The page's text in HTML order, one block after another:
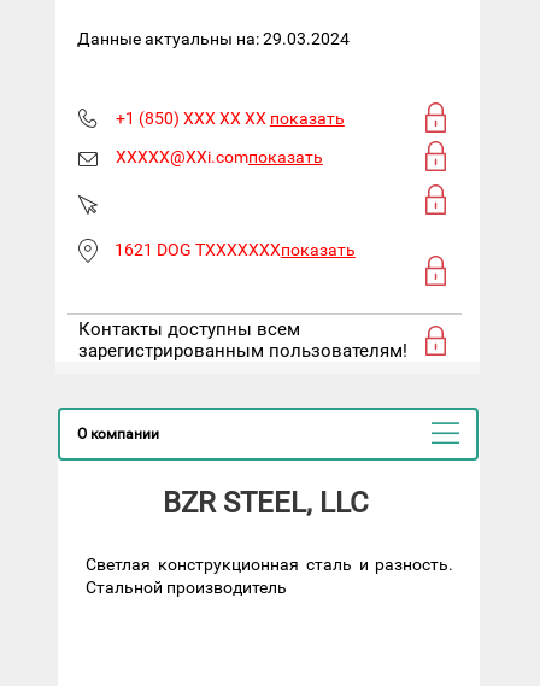
Данные актуальны на: 29.03.2024
+1 (850) XXX XX XX показать
XXXXX@XXi.comпоказать
1621 DOG TXXXXXXXпоказать
Контакты доступны всем
зарегистрированным пользователям!
О компании
BZR STEEL, LLC
Светлая конструкционная сталь и разность.
Стальной производитель